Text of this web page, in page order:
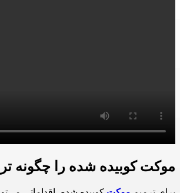
موکت کوبیده شده را چگونه